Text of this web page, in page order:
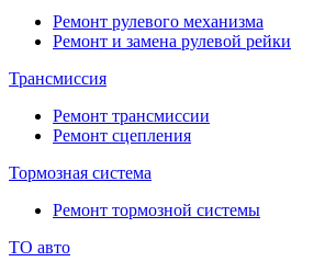
Ремонт рулевого механизма
Ремонт и замена рулевой рейки
Трансмиссия
Ремонт трансмиссии
Ремонт сцепления
Тормозная система
Ремонт тормозной системы
ТО авто